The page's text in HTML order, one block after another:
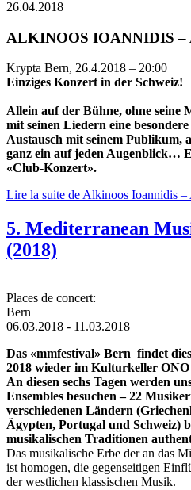
26.04.2018
ALKINOOS IOANNIDIS –
Krypta Bern, 26.4.2018 – 20:00
Einziges Konzert in der Schweiz!
Allein auf der Bühne, ohne seine
mit seinen Liedern eine
Austausch mit seinem Publikum,
ganz ein auf jeden Augenblick…
«Club-Konzert».
Lire la suite de Alkinoos Ioannidis
5. Mediterranean
(2018)
Places de concert:
Bern
06.03.2018 - 11.03.2018
Das «mmfestival» Bern findet
2018 wieder im Kulturkeller
An diesen sechs Tagen werden
Ensembles besuchen – 22
verschiedenen Ländern
Ägypten, Portugal und Schweiz)
musikalischen Traditionen
Das musikalische Erbe der an das
ist homogen, die gegenseitigen
der westlichen klassischen Musik.